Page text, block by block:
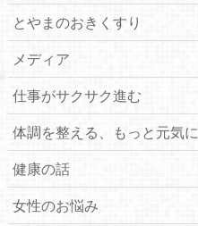
とやまのおきくすり
メディア
仕事がサクサク進む
体調を整える、もっと元気に
健康の話
女性のお悩み